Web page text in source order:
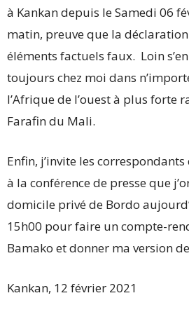
à Kankan depuis le Samedi 06
matin, preuve que la
éléments factuels faux. Loin
toujours chez moi dans
l’Afrique de l’ouest à plus forte
Farafin du Mali.
Enfin, j’invite les
à la conférence de presse que
domicile privé de Bordo
15h00 pour faire un compte-
Bamako et donner ma version
Kankan, 12 février 2021